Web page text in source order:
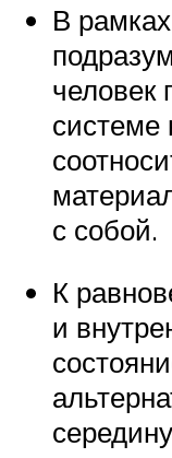
В
человек
системе
с собой.
К
и